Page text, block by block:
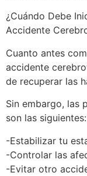
¿Cuándo Debe
Accidente
Cuanto antes
accidente
de recuperar las
Sin embargo, las
son las siguientes:
-Estabilizar tu
-Controlar las
-Evitar otro